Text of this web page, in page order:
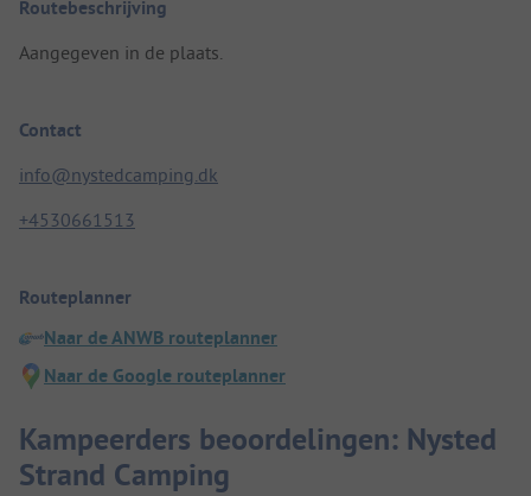
Routebeschrijving
Aangegeven in de plaats.
Contact
info@nystedcamping.dk
+4530661513
Routeplanner
Naar de ANWB routeplanner
Naar de Google routeplanner
Kampeerders beoordelingen: Nysted
Strand Camping